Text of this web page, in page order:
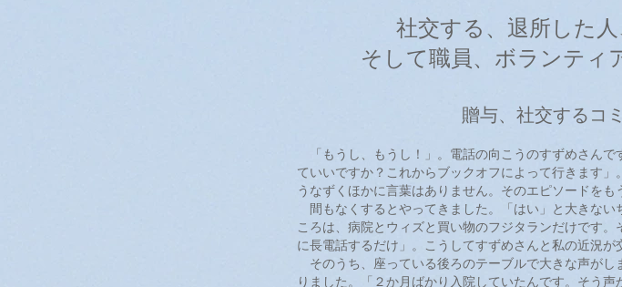
社交する、退所した人
そして職員、ボランティ
贈与、社交するコ
「もうし、もうし！」。電話の向こうのすずめさん
ていいですか？これからブックオフによって行きます」
うなずくほかに言葉はありません。そのエピソードをも
間もなくするとやってきました。「はい」と大きな
ころは、病院とウィズと買い物のフジタランだけです
に長電話するだけ」。こうしてすずめさんと私の近況が
そのうち、座っている後ろのテーブルで大きな声が
りました。「２か月ばかり入院していたんです。そう